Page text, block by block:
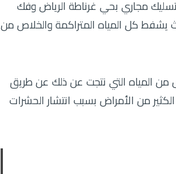
مجاري بحي غرناطة الرياض وفك
يشفط كل المياه المتراكمة والخلاص من
من المياه التي نتجت عن ذلك عن طريق
من الأمراض بسبب انتشار الحشرات